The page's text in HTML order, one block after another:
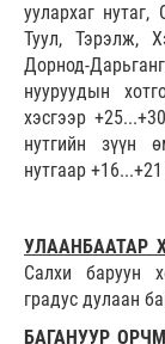
уулархаг
Туул, Тэрэлж,
Дорнод-
нууруудын
хэсгээр
нутгийн зүүн
нутгаар
УЛААНБААТАР
Салхи баруун
градус дулаан
БАГАНУУР